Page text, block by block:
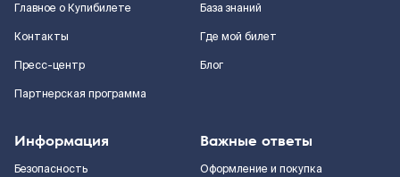
Главное о Купибилете
Контакты
Пресс-центр
Партнерская программа
База знаний
Где мой билет
Блог
Информация
Безопасность
Важные ответы
Оформление и покупка